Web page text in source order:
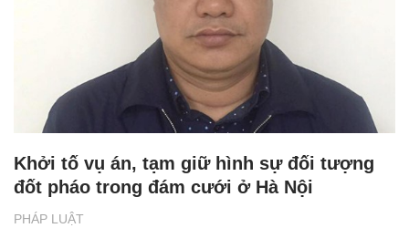
PHÁP LUẬT
Khởi tố vụ án, tạm giữ hình sự đối tượng
đốt pháo trong đám cưới ở Hà Nội